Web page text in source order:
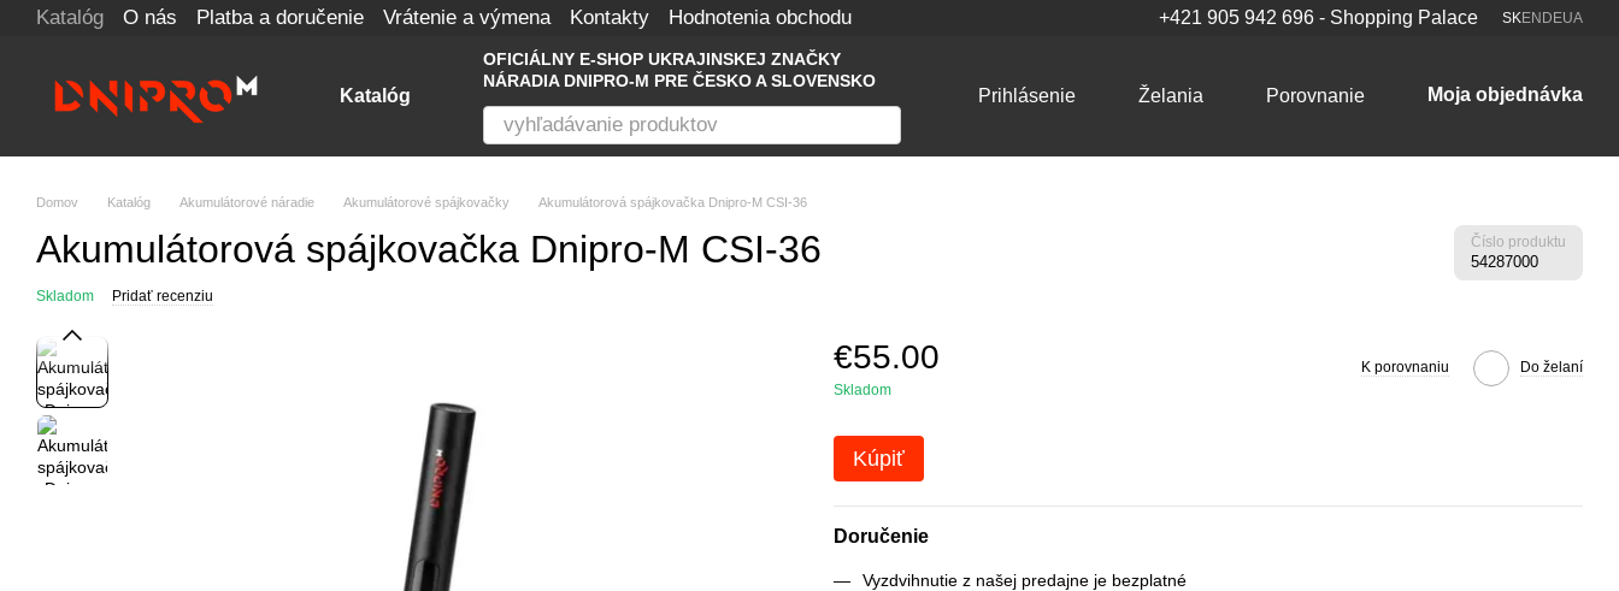
Перейти к основному контенту
Katalóg O nás Platba a doručenie Vrátenie a výmena Kontakty Hodnotenia obchodu +421 905 942 696 - Shopping Palace SKEN DEUA
Katalóg
OFICIÁLNY E-SHOP UKRAJINSKEJ ZNAČKY
NÁRADIA DNIPRO-M PRE ČESKO A SLOVENSKO
Prihlásenie Želania Porovnanie Moja objednávka
Domov Katalóg Akumulátorové náradie Akumulátorové spájkovačky Akumulátorová spájkovačka Dnipro-M CSI-36
Akumulátorová spájkovačka Dnipro-M CSI-36 Číslo produktu
54287000
Skladom Pridať recenziu
€55.00
Skladom
K porovnaniu Do želaní
Kúpiť
Doručenie
Vyzdvihnutie z našej predajne je bezplatné